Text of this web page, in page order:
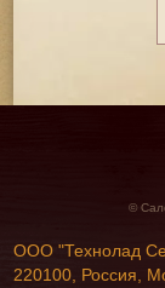
©
ООО "Технолад
220100, Россия,